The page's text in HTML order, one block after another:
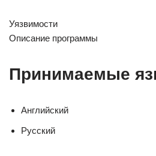
Уязвимости
Описание программы
Принимаемые
Английский
Русский